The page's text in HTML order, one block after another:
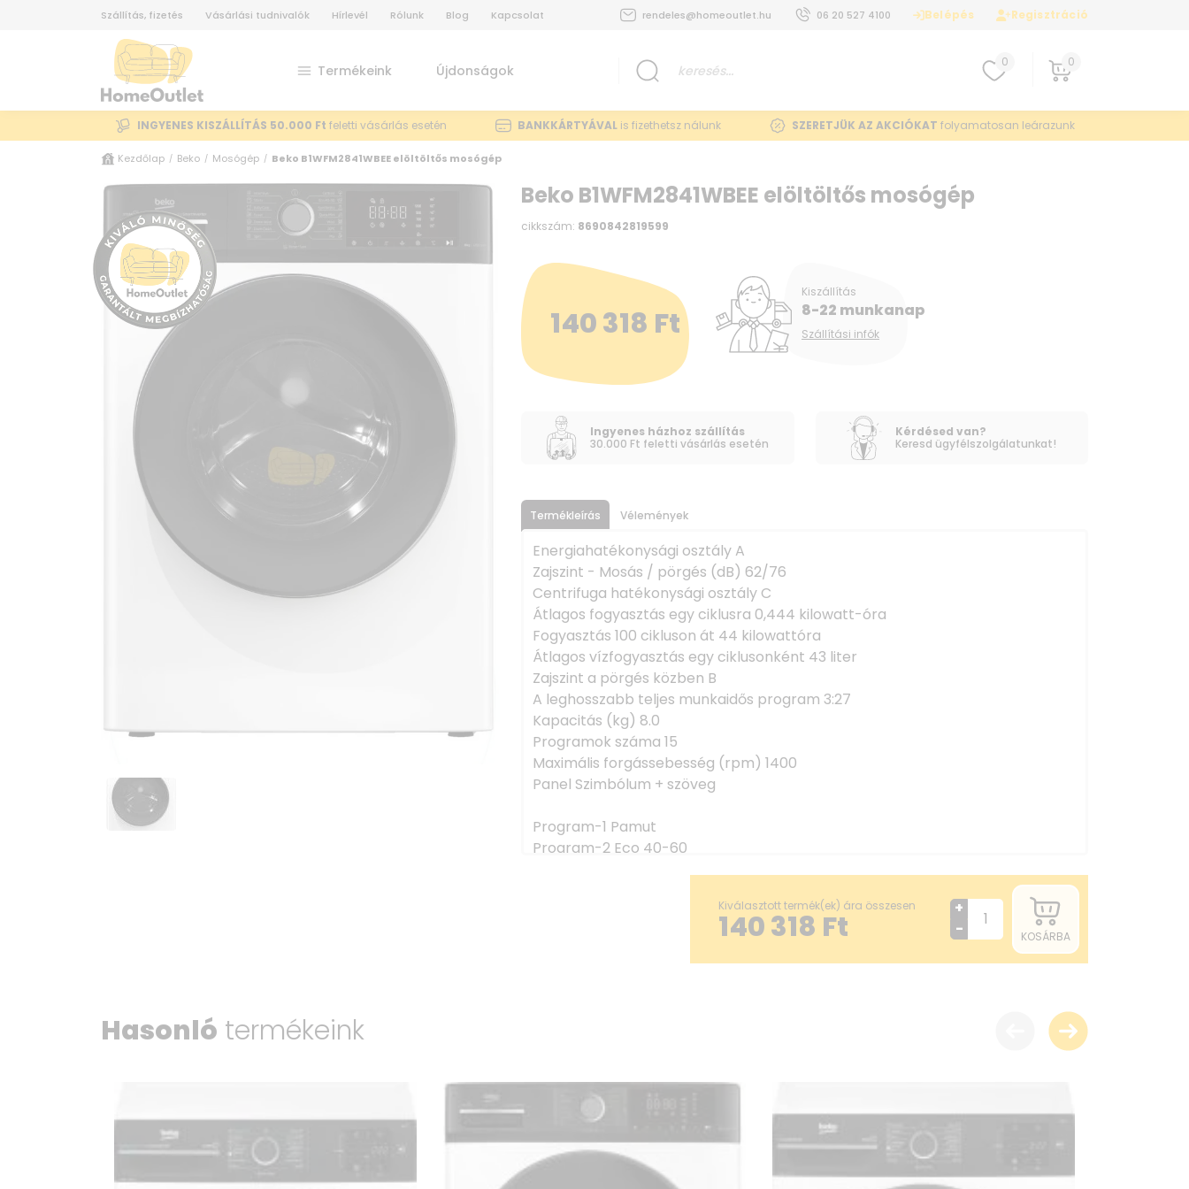
Szállítás, fizetés Vásárlási tudnivalók Hírlevél Rólunk Blog Kapcsolat rendeles@homeoutlet.hu 06 20 527 4100 Belépés Regisztráció
Termékeink Újdonságok
0 0
INGYENES KISZÁLLÍTÁS 50.000 Ft feletti vásárlás esetén BANKKÁRTYÁVAL is fizethetsz nálunk SZERETJÜK AZ AKCIÓKAT folyamatosan leárazunk
Kezdőlap / Beko / Mosógép / Beko B1WFM2841WBEE elöltöltős mosógép
Beko B1WFM2841WBEE elöltöltős mosógép
cikkszám: 8690842819599
140 318 Ft
Kiszállítás
8-22 munkanap
Szállítási infók
Ingyenes házhoz szállítás
30.000 Ft feletti vásárlás esetén
Kérdésed van?
Keresd ügyfélszolgálatunkat!
Termékleírás Vélemények
Energiahatékonysági osztály A
Zajszint - Mosás / pörgés (dB) 62/76
Centrifuga hatékonysági osztály C
Átlagos fogyasztás egy ciklusra 0,444 kilowatt-óra
Fogyasztás 100 cikluson át 44 kilowattóra
Átlagos vízfogyasztás egy ciklusonként 43 liter
Zajszint a pörgés közben B
A leghosszabb teljes munkaidős program 3:27
Kapacitás (kg) 8.0
Programok száma 15
Maximális forgássebesség (rpm) 1400
Panel Szimbólum + szöveg
Program-1 Pamut
Program-2 Eco 40-60
Program-13 Babagondozás
Program-14 Ingek
Programme-15 Intenzív
További funkció - 1 EasyStart
További funkció - 2 Befejezés
Kiválasztott termék(ek) ára összesen
140 318 Ft
+
-
KOSÁRBA
Hasonló termékeink